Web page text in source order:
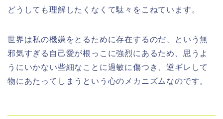
どうしても理解したくなくて駄々をこねています。
世界は私の機嫌をとるために存在するのだ、という無
邪気すぎる自己愛が根っこに強烈にあるため、思うよ
うにいかない些細なことに過敏に傷つき、逆ギレして
物にあたってしまうという心のメカニズムなのです。